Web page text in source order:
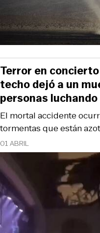
01 ABRIL
El mortal accidente
tormentas que están
Terror en
techo dejó a un
personas